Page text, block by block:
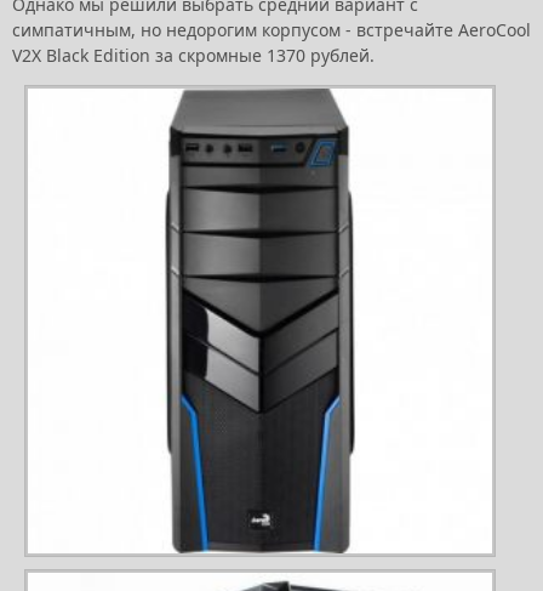
симпатичным, но недорогим корпусом - встречайте AeroCool
V2X Black Edition за скромные 1370 рублей.